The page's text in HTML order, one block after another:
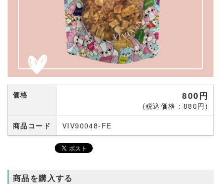
価格 800円
(税込価格：880円)
商品コード
VIV90048-FE
商品を購入する